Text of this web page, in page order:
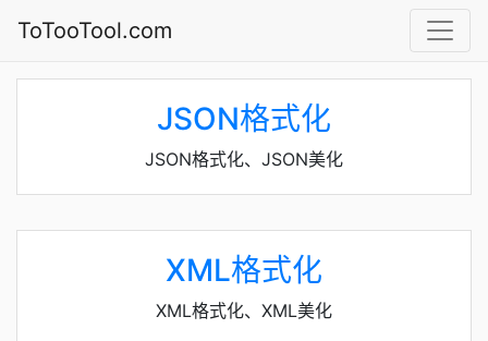
ToTooTool.com
JSON格式化
JSON格式化、JSON美化
XML格式化
XML格式化、XML美化